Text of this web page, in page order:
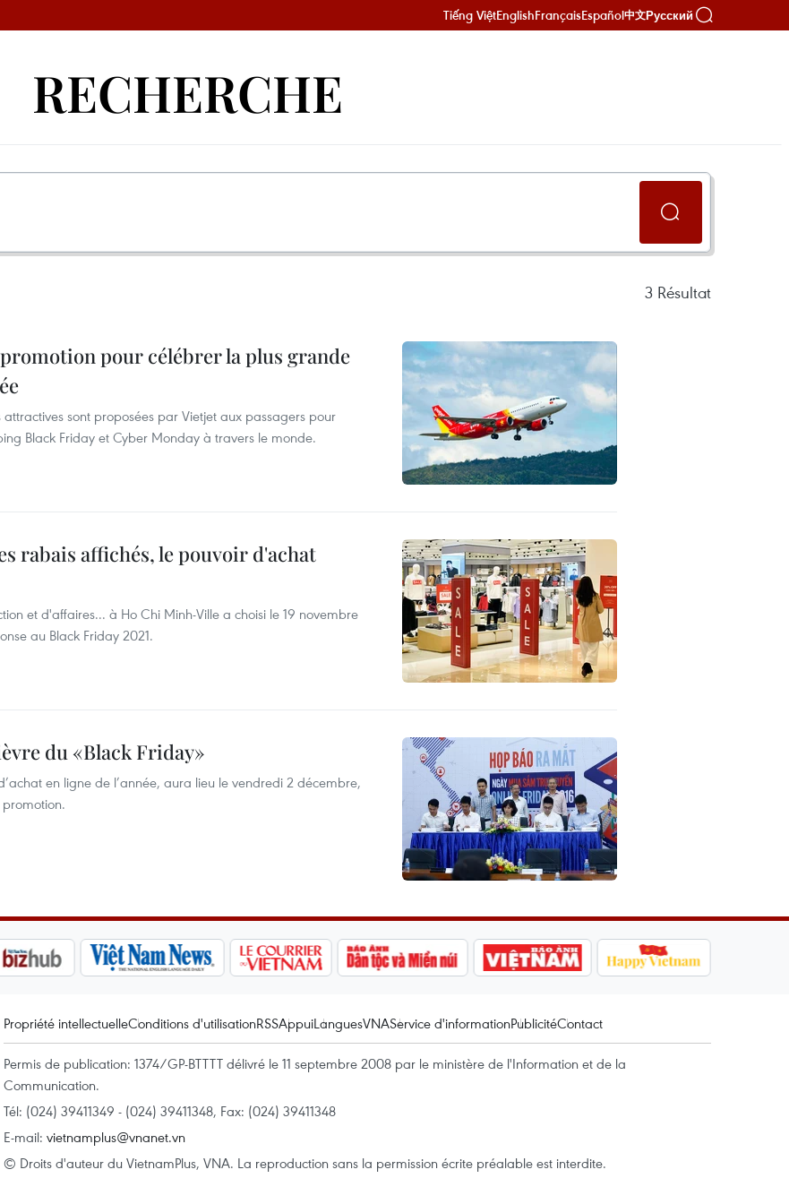
Tiếng ViệtEnglishFrançaisEspañol中文Русский
RECHERCHE
3 Résultat
pour célébrer la plus grande
sont proposées par Vietjet aux passagers pour
Black Friday et Cyber Monday à travers le monde.
rabais affichés, le pouvoir d'achat
et d'affaires... à Ho Chi Minh-Ville a choisi le 19 novembre
au Black Friday 2021.
du «Black Friday»
en ligne de l’année, aura lieu le vendredi 2 décembre,
Propriété intellectuelleConditions d'utilisationRSSAppuiLanguesVNAService d'informationPublicitéContact
Permis de publication: 1374/GP-BTTTT délivré le 11 septembre 2008 par le ministère de l'Information et de la
Communication.
Tél: (024) 39411349 - (024) 39411348, Fax: (024) 39411348
E-mail: vietnamplus@vnanet.vn
© Droits d'auteur du VietnamPlus, VNA. La reproduction sans la permission écrite préalable est interdite.